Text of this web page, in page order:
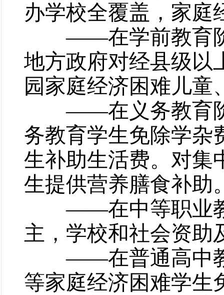
办学校全覆盖，家庭
——在学前教育阶
地方政府对经县级以
园家庭经济困难儿童
——在义务教育阶
务教育学生免除学杂
生补助生活费。对集
生提供营养膳食补助
——在中等职业教
主，学校和社会资助
——在普通高中教
等家庭经济困难学生